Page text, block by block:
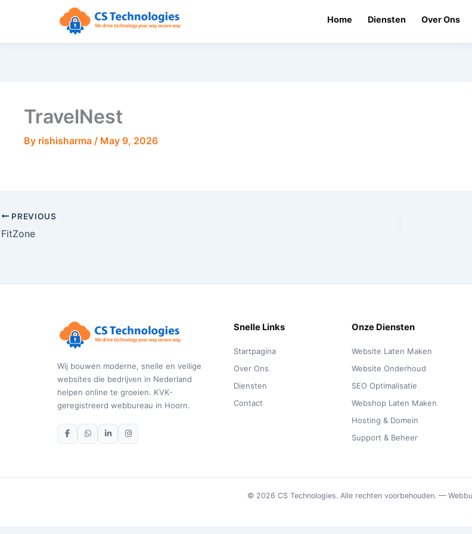
Home Diensten Over Ons
TravelNest
By rishisharma / May 9, 2026
PREVIOUS
FitZone
Wij bouwen moderne, snelle en veilige
websites die bedrijven in Nederland
helpen online te groeien. KVK-
geregistreerd webbureau in Hoorn.
Snelle Links
Startpagina
Over Ons
Diensten
Contact
Onze Diensten
Website Laten Maken
Website Onderhoud
SEO Optimalisatie
Webshop Laten Maken
Hosting & Domein
Support & Beheer
© 2026 CS Technologies. Alle rechten voorbehouden. —